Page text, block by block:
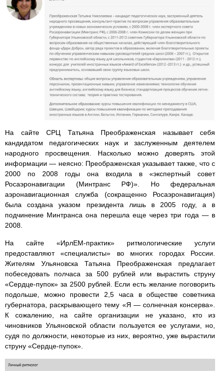
На сайте СРЦ Татьяна Преображенская называет себя
кандидатом педагогических наук и заслуженным деятелем
народного просвещения. Насколько можно доверять этой
информации — неясно: Преображенская указывает также, что с
2000 по 2008 годы она входила в «экспертный совет
Росаэронавигации (Минтранс РФ)». Но федеральная
аэронавигационная служба (сокращенно Росаэронавигация)
была создана указом президента лишь в 2005 году, а в
подчинение Минтранса она перешла еще через три года — в
2008.
На сайте «ИрлЕМ-практик» ритмологические услуги
предоставляют «специалисты» во многих городах России.
Жителям Ульяновска Татьяна Преображенская предлагает
побеседовать полчаса за 500 рублей или вырастить струну
«Сердце-пупок» за 2500 рублей. Если есть желание поговорить
подольше, можно провести 2,5 часа в обществе советника
губернатора, раскрывающего тему «Я — солнечная консерва».
К сожалению, на сайте организации не указано, кто из
чиновников Ульяновской области пользуется ее услугами, но,
судя по должности, некоторые из них, вероятно, уже вырастили
струну «Сердце-пупок».